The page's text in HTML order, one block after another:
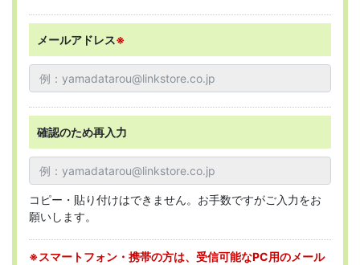
メールアドレス※
確認のため再入力
コピー・貼り付けはできません。お手数ですがご入力をお
願いします。
※スマートフォン・携帯の方は、受信可能なPC用のメール